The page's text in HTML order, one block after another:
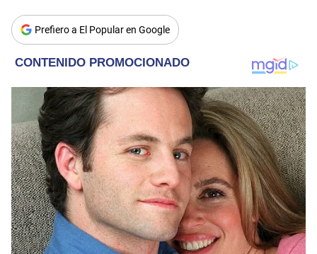
Prefiero a El Popular en Google